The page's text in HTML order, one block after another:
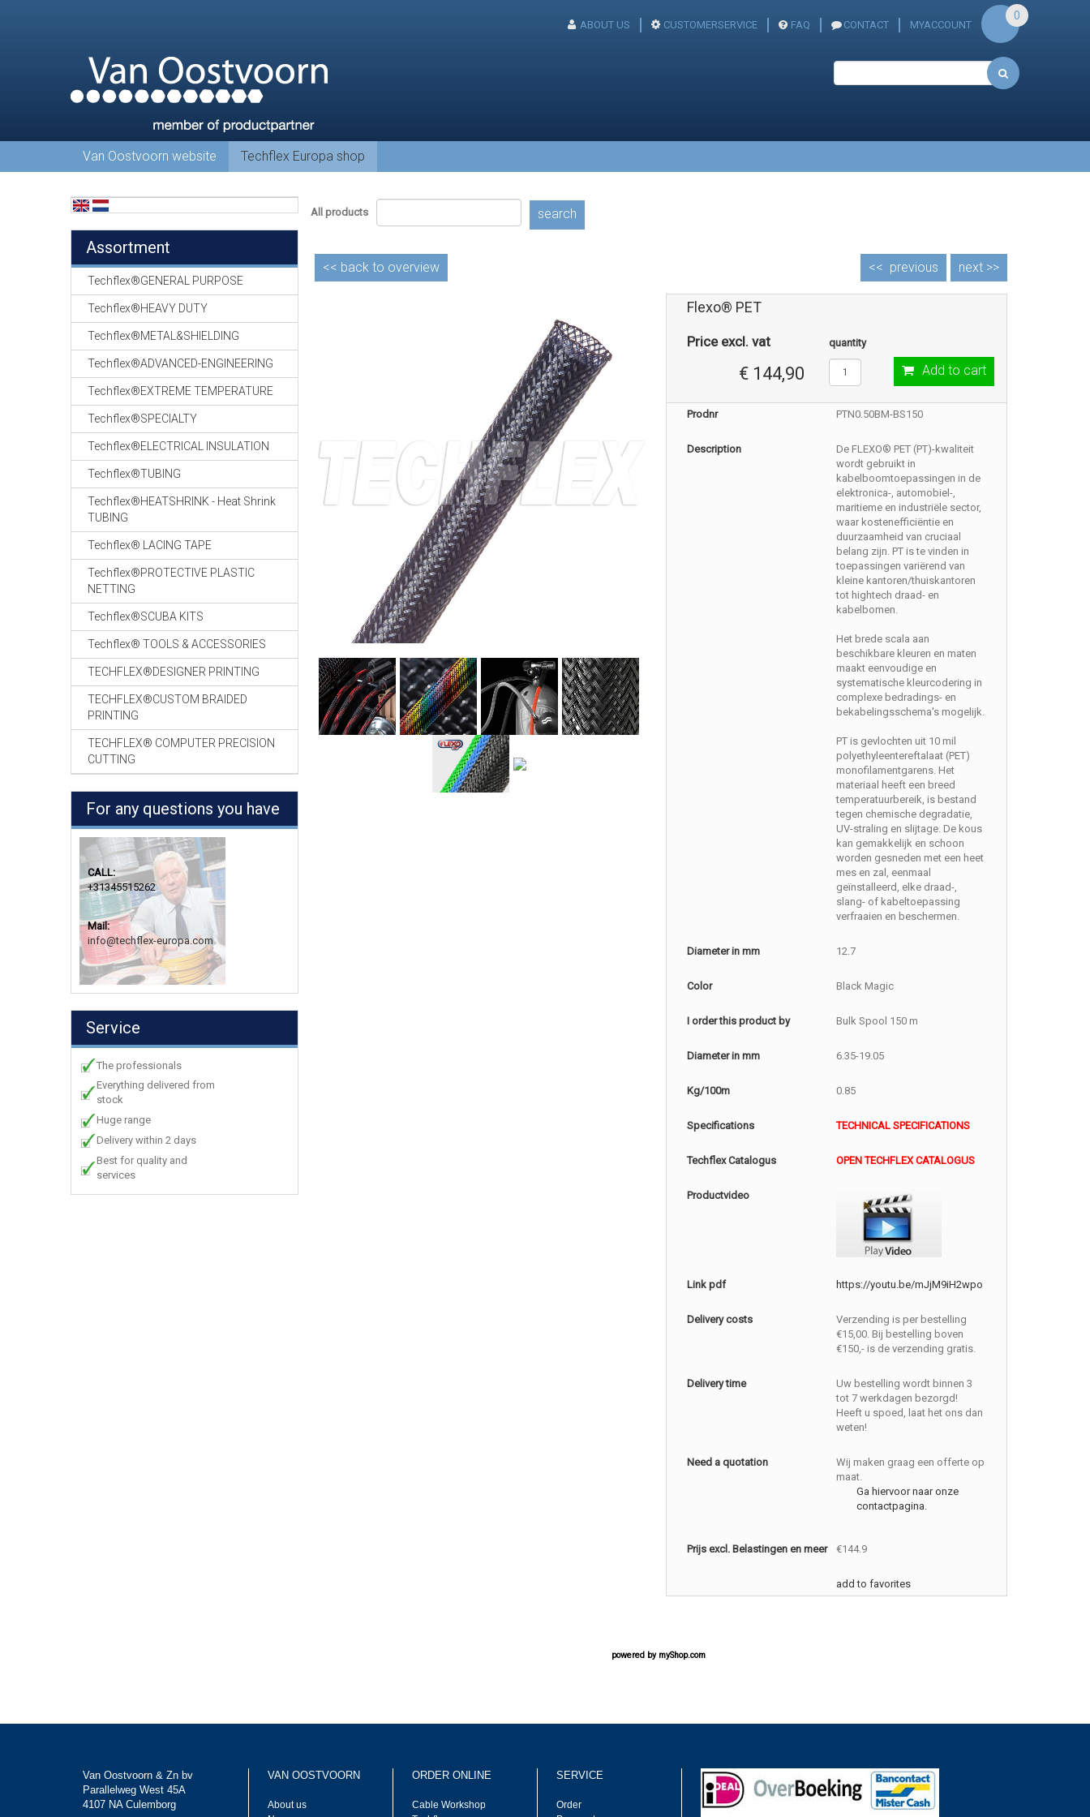
ABOUT US CUSTOMERSERVICE FAQ CONTACT MYACCOUNT
0
Van Oostvoorn website Techflex Europa shop
Assortment
Techflex®GENERAL PURPOSE
Techflex®HEAVY DUTY
Techflex®METAL&SHIELDING
Techflex®ADVANCED-ENGINEERING
Techflex®EXTREME TEMPERATURE
Techflex®SPECIALTY
Techflex®ELECTRICAL INSULATION
Techflex®TUBING
Techflex®HEATSHRINK - Heat Shrink
TUBING
Techflex® LACING TAPE
Techflex®PROTECTIVE PLASTIC
NETTING
Techflex®SCUBA KITS
Techflex® TOOLS & ACCESSORIES
TECHFLEX®DESIGNER PRINTING
TECHFLEX®CUSTOM BRAIDED
PRINTING
TECHFLEX® COMPUTER PRECISION
CUTTING
For any questions you have
CALL:
+31345515262
Mail:
info@techflex-europa.com
Service
The professionals
Everything delivered from
stock
Huge range
Delivery within 2 days
Best for quality and
services
All products search
<< back to overview next >>
<< previous
Flexo® PET
Price excl. vat
€ 144,90
quantity
Add to cart
Prodnr PTN0.50BM-BS150
Description
De FLEXO® PET (PT)-kwaliteit
wordt gebruikt in
kabelboomtoepassingen in de
elektronica-, automobiel-,
maritieme en industriële sector,
waar kostenefficiëntie en
duurzaamheid van cruciaal
belang zijn. PT is te vinden in
toepassingen variërend van
kleine kantoren/thuiskantoren
tot hightech draad- en
kabelbomen.
Het brede scala aan
beschikbare kleuren en maten
maakt eenvoudige en
systematische kleurcodering in
complexe bedradings- en
bekabelingsschema's mogelijk.
PT is gevlochten uit 10 mil
polyethyleentereftalaat (PET)
monofilamentgarens. Het
materiaal heeft een breed
temperatuurbereik, is bestand
tegen chemische degradatie,
UV-straling en slijtage. De kous
kan gemakkelijk en schoon
worden gesneden met een heet
mes en zal, eenmaal
geïnstalleerd, elke draad-,
slang- of kabeltoepassing
verfraaien en beschermen.
Diameter in mm 12.7
Color Black Magic
I order this product by Bulk Spool 150 m
Diameter in mm 6.35-19.05
Kg/100m 0.85
Specifications TECHNICAL SPECIFICATIONS
Techflex Catalogus OPEN TECHFLEX CATALOGUS
Productvideo
Link pdf https://youtu.be/mJjM9iH2wpo
Delivery costs
Verzending is per bestelling
€15,00. Bij bestelling boven
€150,- is de verzending gratis.
Delivery time
Uw bestelling wordt binnen 3
tot 7 werkdagen bezorgd!
Heeft u spoed, laat het ons dan
weten!
Need a quotation
Wij maken graag een offerte op
maat.
Ga hiervoor naar onze
contactpagina.
Prijs excl. Belastingen en meer €144.9
add to favorites
powered by myShop.com
Van Oostvoorn & Zn bv
Parallelweg West 45A
4107 NA Culemborg
VAN OOSTVOORN
About us
ORDER ONLINE
Cable Workshop
SERVICE
Order